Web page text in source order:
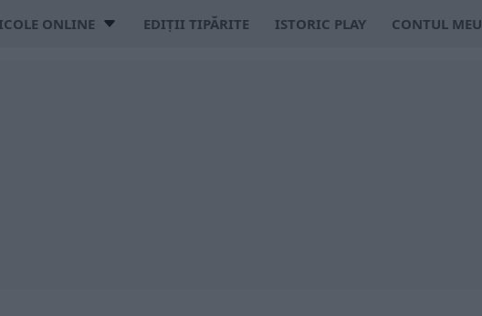
ONLINE EDIȚII TIPĂRITE ISTORIC PLAY CONTUL MEU